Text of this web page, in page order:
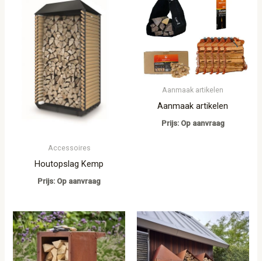
Accessoires
Houtopslag Kemp
Prijs: Op aanvraag
Aanmaak artikelen
Aanmaak artikelen
Prijs: Op aanvraag